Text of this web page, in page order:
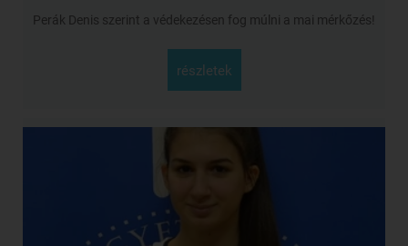
Perák Denis szerint a védekezésen fog múlni a mai mérkőzés!
részletek